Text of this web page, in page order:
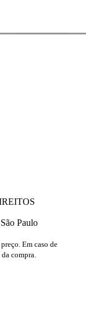
Paulo
Em caso de
compra.